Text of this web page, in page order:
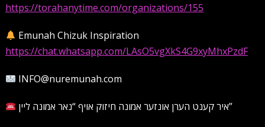
https://torahanytime.com/organizations/155
Emunah Chizuk Inspiration
https://chat.whatsapp.com/LAsO5vgXkS4G9xyMhxPzdF
INFO@nuremunah.com
איר קענט הערן אונזער אמונה חיזוק אויף “נאר אמונה ליין”